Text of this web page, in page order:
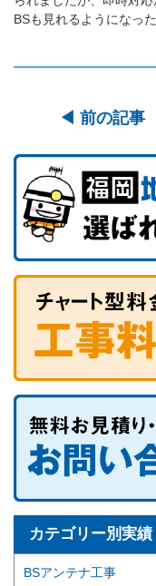
BSも見れるようになっ
◀︎ 前の記事
カテゴリー別実績
BSアンテナ工事